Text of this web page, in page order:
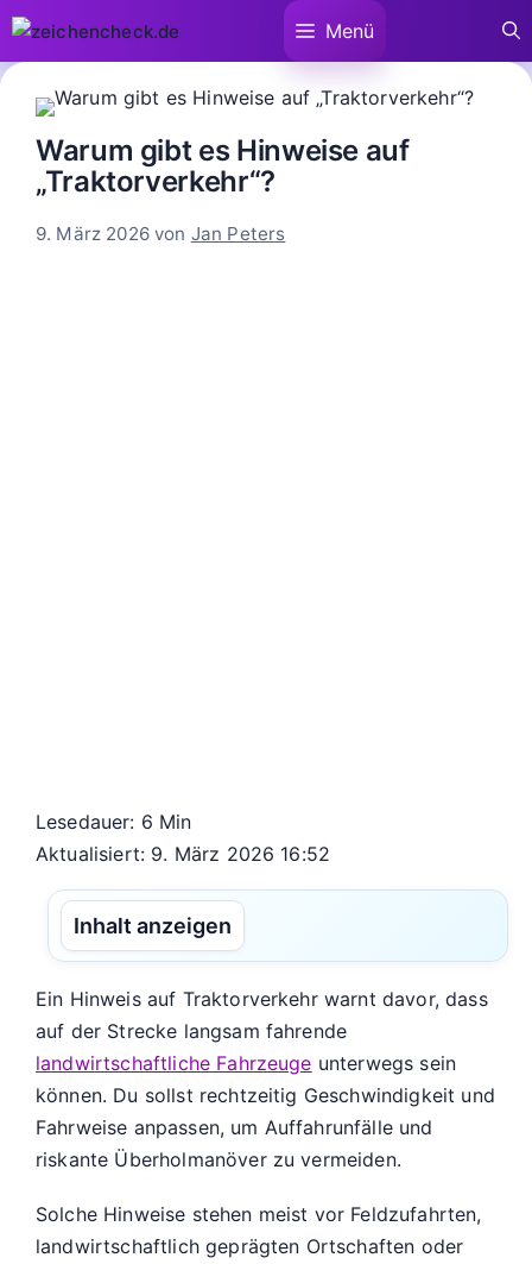
Zum
springen
Menü
Warum gibt es Hinweise auf
„Traktorverkehr“?
9. März 2026 von Jan Peters
Lesedauer: 6 Min
Aktualisiert: 9. März 2026 16:52
Inhalt anzeigen
Ein Hinweis auf Traktorverkehr warnt davor, dass
auf der Strecke langsam fahrende
landwirtschaftliche Fahrzeuge unterwegs sein
können. Du sollst rechtzeitig Geschwindigkeit und
Fahrweise anpassen, um Auffahrunfälle und
riskante Überholmanöver zu vermeiden.
Solche Hinweise stehen meist vor Feldzufahrten,
landwirtschaftlich geprägten Ortschaften oder